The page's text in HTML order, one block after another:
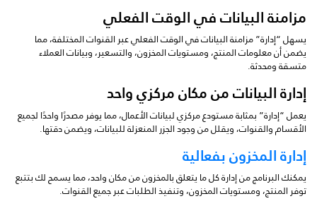
مزامنة البيانات في الوقت الفعلي
يسهل “إدارة” مزامنة البيانات في الوقت الفعلي عبر القنوات المختلفة، مما
يضمن أن معلومات المنتج، ومستويات المخزون، والتسعير، وبيانات العملاء
متسقة ومحدثة.
إدارة البيانات من مكان مركزي واحد
يعمل “إدارة” بمثابة مستودع مركزي لبيانات الأعمال، مما يوفر مصدرًا واحدًا لجميع
الأقسام والقنوات، ويقلل من وجود الجزر المنعزلة للبيانات، ويضمن دقتها.
إدارة المخزون بفعالية
يمكنك البرنامج من إدارة كل ما يتعلق بالمخزون من مكان واحد، مما يسمح لك بتتبع
توفر المنتج، ومستويات المخزون، وتنفيذ الطلبات عبر جميع القنوات.